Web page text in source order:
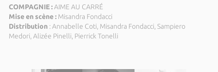
COMPAGNIE :AIME AU CARRÉ
Mise en scène : Misandra Fondacci
Distribution : Annabelle Coti, Misandra Fondacci, Sampiero
Medori, Alizée Pinelli, Pierrick Tonelli